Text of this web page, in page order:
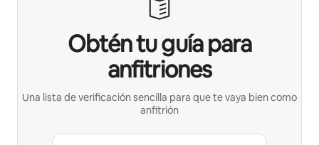
Obtén tu guía para
anfitriones
Una lista de verificación sencilla para que te vaya bien como
anfitrión